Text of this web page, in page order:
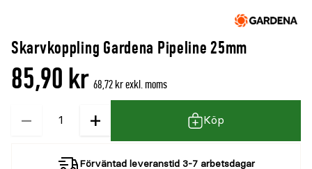
Skarvkoppling Gardena Pipeline 25mm
85,90 kr 68,72 kr exkl. moms
−
Kvantitet + Köp
Förväntad leveranstid 3-7 arbetsdagar